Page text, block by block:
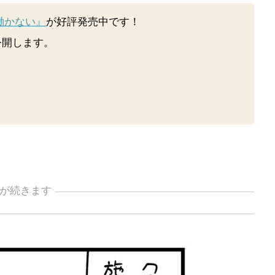
ない』 が好評発売中です！
します。
続きます